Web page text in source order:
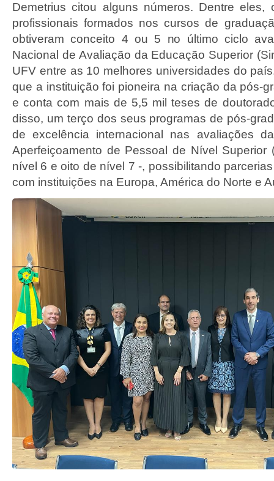
Demetrius citou alguns números. Dentre
profissionais formados nos cursos de
obtiveram conceito 4 ou 5 no último ciclo
Nacional de Avaliação da Educação Superior
UFV entre as 10 melhores universidades do
que a instituição foi pioneira na criação da pós-
e conta com mais de 5,5 mil teses de
disso, um terço dos seus programas de pós-
de excelência internacional nas avaliações
Aperfeiçoamento de Pessoal de Nível Superior
nível 6 e oito de nível 7 -, possibilitando
com instituições na Europa, América do Norte e